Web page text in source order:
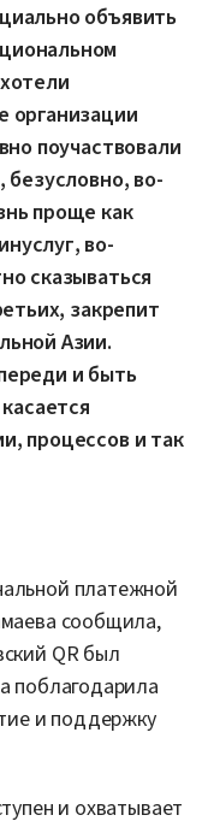
объявить
организации
поучаствовали
во-
проще как
во-
сказываться
закрепит
Азии.
и быть
процессов и так
платежной
сообщила,
QR был
поблагодарила
и поддержку
и охватывает